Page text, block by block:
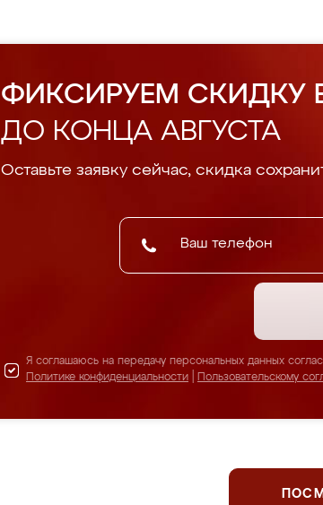
ФИКСИРУЕМ СКИДКУ
ДО КОНЦА АВГУСТА
Оставьте заявку сейчас, скидка
Я соглашаюсь на передачу персональных данных
Политике конфиденциальности
Пользовательскому